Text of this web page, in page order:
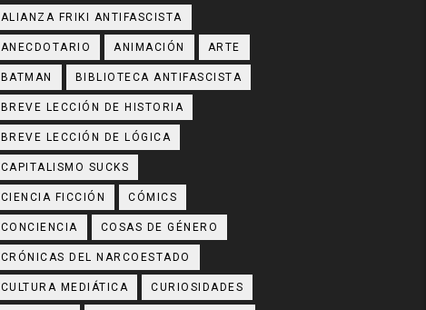
ALIANZA FRIKI ANTIFASCISTA
ANECDOTARIO ANIMACIÓN ARTE
BATMAN BIBLIOTECA ANTIFASCISTA
BREVE LECCIÓN DE HISTORIA
BREVE LECCIÓN DE LÓGICA
CAPITALISMO SUCKS
CIENCIA FICCIÓN CÓMICS
CONCIENCIA COSAS DE GÉNERO
CRÓNICAS DEL NARCOESTADO
CULTURA MEDIÁTICA CURIOSIDADES